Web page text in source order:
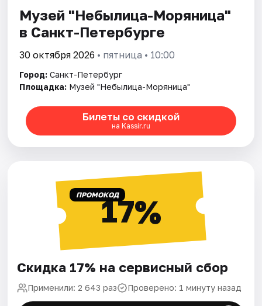
Музей "Небылица-Моряница"
в Санкт-Петербурге
30 октября 2026 • пятница • 10:00
Город: Санкт-Петербург
Площадка: Музей "Небылица-Моряница"
Билеты со скидкой
на Kassir.ru
ПРОМОКОД17%
Скидка 17% на сервисный сбор
Применили: 2 643 раз Проверено: 1 минуту назад